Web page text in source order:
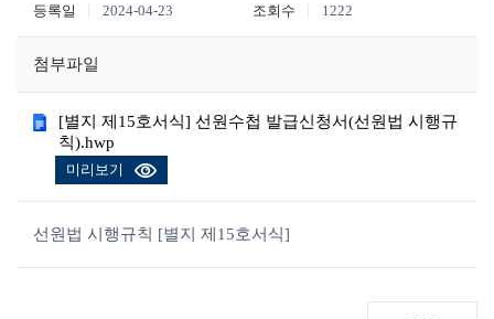
등록일 2024-04-23 조회수 1222
첨부파일
[별지 제15호서식] 선원수첩 발급신청서(선원법 시행규
칙).hwp
미리보기
선원법 시행규칙 [별지 제15호서식]